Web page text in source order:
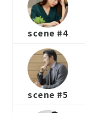
scene #4
scene #5